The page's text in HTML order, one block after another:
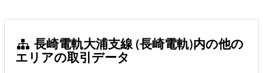
長崎電軌大浦支線 (長崎電軌)内の他の
エリアの取引データ